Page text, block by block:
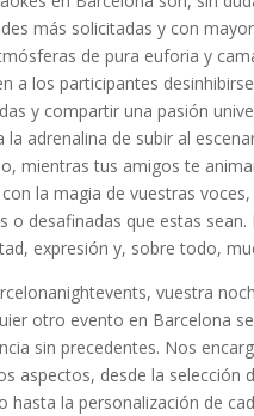
más solicitadas y con
de pura euforia y
a los participantes
y compartir una pasión
la adrenalina de subir al
mientras tus amigos te
la magia de vuestras
o desafinadas que estas sean.
expresión y, sobre todo,
vuestra
otro evento en Barcelona
sin precedentes. Nos
aspectos, desde la selección
hasta la personalización de